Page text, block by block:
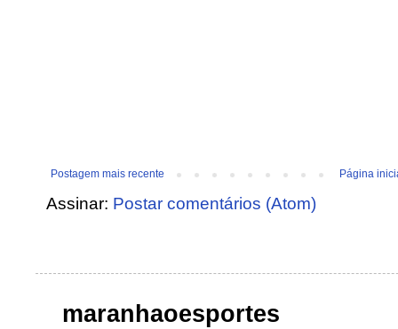
Postagem mais recente Página
Assinar: Postar comentários (Atom)
maranhaoesportes